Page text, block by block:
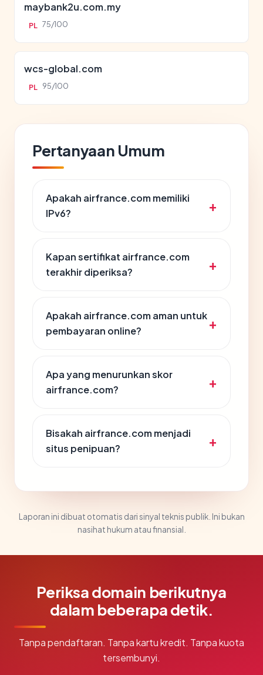
maybank2u.com.my
PL 75/100
wcs-global.com
PL 95/100
Pertanyaan Umum
Apakah airfrance.com memiliki
IPv6?
Kapan sertifikat airfrance.com
terakhir diperiksa?
Apakah airfrance.com aman untuk
pembayaran online?
Apa yang menurunkan skor
airfrance.com?
Bisakah airfrance.com menjadi
situs penipuan?
Laporan ini dibuat otomatis dari sinyal teknis publik. Ini bukan
nasihat hukum atau finansial.
Periksa domain berikutnya
dalam beberapa detik.
Tanpa pendaftaran. Tanpa kartu kredit. Tanpa kuota
tersembunyi.